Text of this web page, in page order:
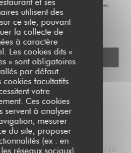
et ses
utilisent des
ce site, pouvant
la collecte de
à caractère
Les cookies dits «
» sont obligatoires
par défaut.
cookies facultatifs
votre
Ces cookies
servent à analyser
mesurer
du site, proposer
(ex : en
réseaux sociaux)
d'informations sur le traitement de vos données,
politique de confidentialité
| LE GRAND
1910BRASSERIE PARIS